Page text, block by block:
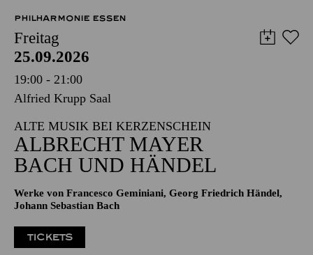
PHILHARMONIE ESSEN
Freitag
25.09.2026
19:00 - 21:00
Alfried Krupp Saal
ALTE MUSIK BEI KERZENSCHEIN
ALBRECHT MAYER
BACH UND HÄNDEL
Werke von Francesco Geminiani, Georg Friedrich Händel,
Johann Sebastian Bach
TICKETS